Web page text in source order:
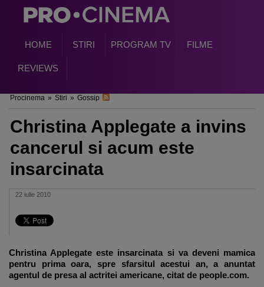
HOME STIRI PROGRAM TV FILME
REVIEWS
Procinema » Stiri » Gossip
Christina Applegate a invins
cancerul si acum este
insarcinata
22 iulie 2010
Christina Applegateeste insarcinata si va deveni mamica
pentru prima oara, spre sfarsitul acestui an, a anuntat
agentul de presa al actritei americane, citat de people.com.